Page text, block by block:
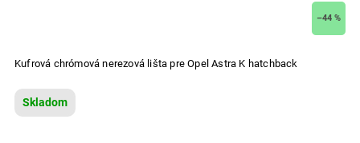
–44 %
Kufrová chrómová nerezová lišta pre Opel Astra K hatchback
Skladom